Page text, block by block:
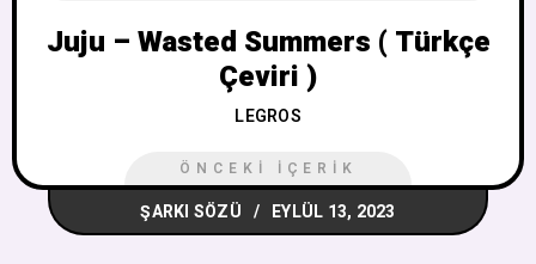
Juju – Wasted Summers ( Türkçe
Çeviri )
LEGROS
ÖNCEKI İÇERIK
ŞARKI SÖZÜ EYLÜL 13, 2023